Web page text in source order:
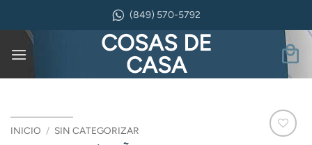
contenido
(849) 570-5792
COSAS DE
CASA
INICIO / SIN CATEGORIZAR